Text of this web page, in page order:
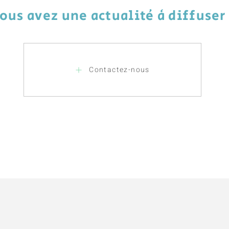
Contactez-nous
avez une actualité à diffuser